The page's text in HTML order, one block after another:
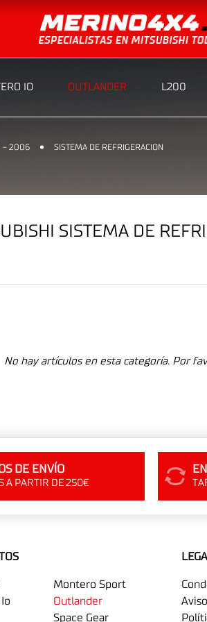
IO OUTLANDER L200
- 2006 SISTEMA DE REFRIGERACION
SISTEMA DE
No hay artículos en esta categoría. Por
DE ENVÍO
A PARTIR DE 250€
Montero Sport
Outlander
Space Gear